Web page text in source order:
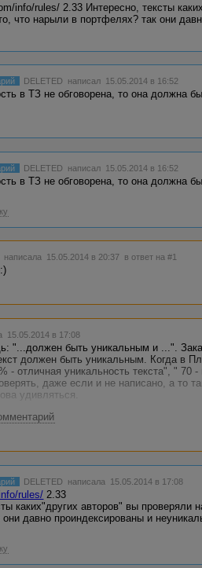
info/rules/ 2.33 Интересно, тексты
что нарыли в портфелях? так они
DELETED написал 15.05.2014 в 16:52
в ТЗ не обговорена, то она должна
DELETED написал 15.05.2014 в 16:52
в ТЗ не обговорена, то она должна
написала 15.05.2014 в 20:37 в ответ на #1
15.05.2014 в 17:08
"...должен быть уникальным и ...".
должен быть уникальным. Когда в
- отличная уникальность текста", " 70
даже если и не написано, а то
удивляться.
DELETED написала 15.05.2014 в 17:08
rules/ 2.33
каких"других авторов" вы проверяли
давно проиндексированы и